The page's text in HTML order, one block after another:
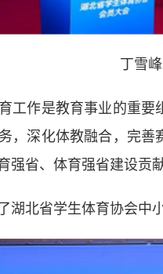
丁雪
作是教育事业的重要
，深化体教融合，完
强省、体育强省建设贡献
北省学生体育协会中小